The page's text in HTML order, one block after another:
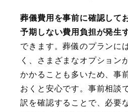
葬儀費用を事前に確認して
予期しない費用負担が発生
できます。葬儀のプランに
く、さまざまなオプション
かかることも多いため、事
おくと安心です。事前相談
訳を確認することで、必要